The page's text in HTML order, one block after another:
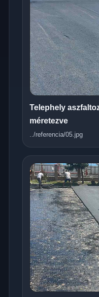
Telephely
méretezve
../referencia/05.jpg